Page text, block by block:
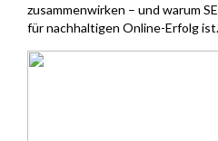
zusammenwirken – und warum
für nachhaltigen Online-Erfolg ist.